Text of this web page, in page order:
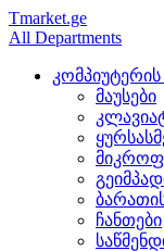
Tmarket.ge
All Departments
კომპიუტერის
მაუსები
ჩანთები